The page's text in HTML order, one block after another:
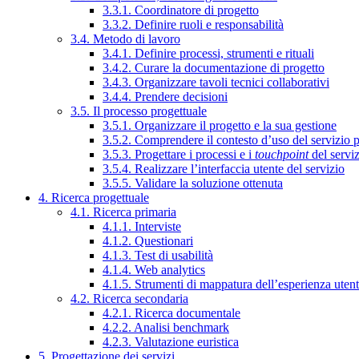
3.3.1. Coordinatore di progetto
3.3.2. Definire ruoli e responsabilità
3.4. Metodo di lavoro
3.4.1. Definire processi, strumenti e rituali
3.4.2. Curare la documentazione di progetto
3.4.3. Organizzare tavoli tecnici collaborativi
3.4.4. Prendere decisioni
3.5. Il processo progettuale
3.5.1. Organizzare il progetto e la sua gestione
3.5.2. Comprendere il contesto d’uso del servizio
3.5.3. Progettare i processi e i touchpointdel
3.5.4. Realizzare l’interfaccia utente del servizio
3.5.5. Validare la soluzione ottenuta
4. Ricerca progettuale
4.1. Ricerca primaria
4.1.1. Interviste
4.1.2. Questionari
4.1.3. Test di usabilità
4.1.4. Web analytics
4.1.5. Strumenti di mappatura dell’esperienza
4.2. Ricerca secondaria
4.2.1. Ricerca documentale
4.2.2. Analisi benchmark
4.2.3. Valutazione euristica
5. Progettazione dei servizi